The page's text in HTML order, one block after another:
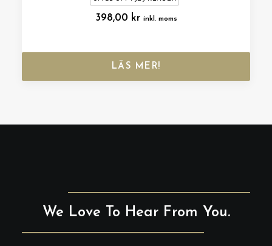
398,00 kr inkl. moms
LÄS MER!
We Love To Hear From You.